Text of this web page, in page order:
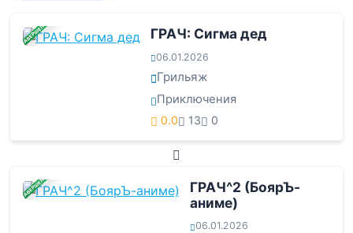
ЗАВЕРШЕНА ГРАЧ: Сигма дед
06.01.2026
Грильяж
Приключения
0.0 13 0
ЗАВЕРШЕНА
ГРАЧ^2 (БоярЪ-
аниме)
06.01.2026